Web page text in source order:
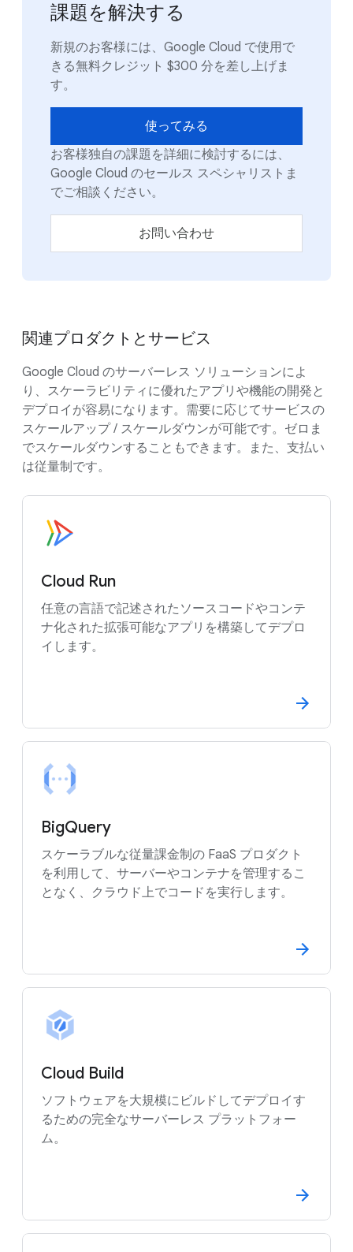
課題を解決する
新規のお客様には、Google Cloud で使用で
きる無料クレジット $300 分を差し上げま
す。
使ってみる
お客様独自の課題を詳細に検討するには、
Google Cloud のセールス スペシャリストま
でご相談ください。
お問い合わせ
関連プロダクトとサービス
Google Cloud のサーバーレス ソリューションによ
り、スケーラビリティに優れたアプリや機能の開発と
デプロイが容易になります。需要に応じてサービスの
スケールアップ / スケールダウンが可能です。ゼロま
でスケールダウンすることもできます。また、支払い
は従量制です。
Cloud Run
任意の言語で記述されたソースコードやコンテ
ナ化された拡張可能なアプリを構築してデプロ
イします。
BigQuery
スケーラブルな従量課金制の FaaS プロダクト
を利用して、サーバーやコンテナを管理するこ
となく、クラウド上でコードを実行します。
Cloud Build
ソフトウェアを大規模にビルドしてデプロイす
るための完全なサーバーレス プラットフォー
ム。